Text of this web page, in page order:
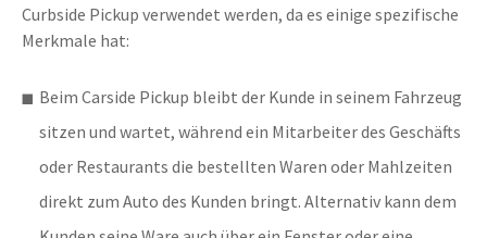
Curbside Pickup verwendet werden, da es einige spezifische
Merkmale hat:
Beim Carside Pickup bleibt der Kunde in seinem Fahrzeug
sitzen und wartet, während ein Mitarbeiter des Geschäfts
oder Restaurants die bestellten Waren oder Mahlzeiten
direkt zum Auto des Kunden bringt. Alternativ kann dem